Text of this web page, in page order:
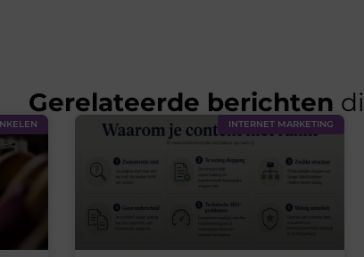
Gerelateerde berichten
INTERNET MARKETING